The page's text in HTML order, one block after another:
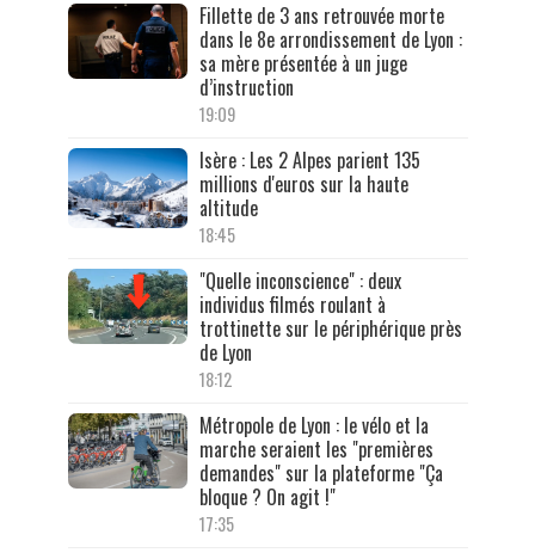
Fillette de 3 ans retrouvée morte
dans le 8e arrondissement de Lyon :
sa mère présentée à un juge
d’instruction
19:09
Isère : Les 2 Alpes parient 135
millions d'euros sur la haute
altitude
18:45
"Quelle inconscience" : deux
individus filmés roulant à
trottinette sur le périphérique près
de Lyon
18:12
Métropole de Lyon : le vélo et la
marche seraient les "premières
demandes" sur la plateforme "Ça
bloque ? On agit !"
17:35